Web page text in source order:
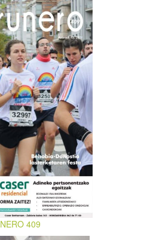
409